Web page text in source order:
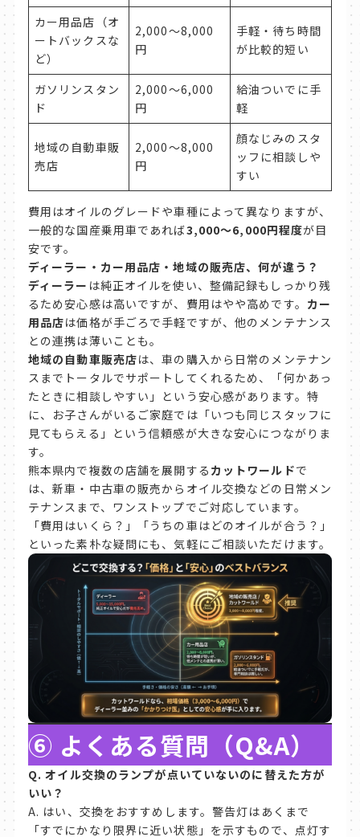
カー用品店（オ
ートバックスな
ど）
2,000〜8,000
円
手軽・待ち時間
が比較的短い
ガソリンスタン
ド
2,000〜6,000
円
給油ついでに手
軽
地域の自動車販
売店
2,000〜8,000
円
顔なじみのスタ
ッフに相談しや
すい
費用はオイルのグレードや車種によって異なりますが、
一般的な国産乗用車であれば3,000〜6,000円程度が目
安です。
ディーラー・カー用品店・地域の販売店、何が違う？
ディーラー は純正オイルを使い、整備記録もしっかり残
るため安心感は高いですが、費用はやや高めです。 カー
用品店は価格が手ごろで手軽ですが、他のメンテナンス
との連携は薄いことも。
地域の自動車販売店は、車の購入から日常のメンテナン
スまでトータルでサポートしてくれるため、「何かあっ
たときに相談しやすい」という安心感があります。特
に、お子さんがいるご家庭では「いつも同じスタッフに
見てもらえる」という信頼感が大きな安心につながりま
す。
熊本県内で複数の店舗を展開する カットワールドで
は、新車・中古車の販売からオイル交換などの日常メン
テナンスまで、ワンストップでご対応しています。
「費用はいくら？」「うちの車はどのオイルが合う？」
といった素朴な疑問にも、気軽にご相談いただけます。
⑥ よくある質問（Q&A）
Q.オイル交換のランプが点いていないのに替えた方が
いい？
A. はい、交換をおすすめします。警告灯はあくまで
「すでにかなり限界に近い状態」を示すもので、点灯す